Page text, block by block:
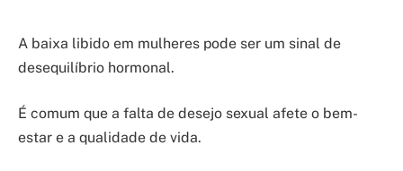
A baixa libido em mulheres pode ser um sinal de
desequilíbrio hormonal.
É comum que a falta de desejo sexual afete o bem-
estar e a qualidade de vida.